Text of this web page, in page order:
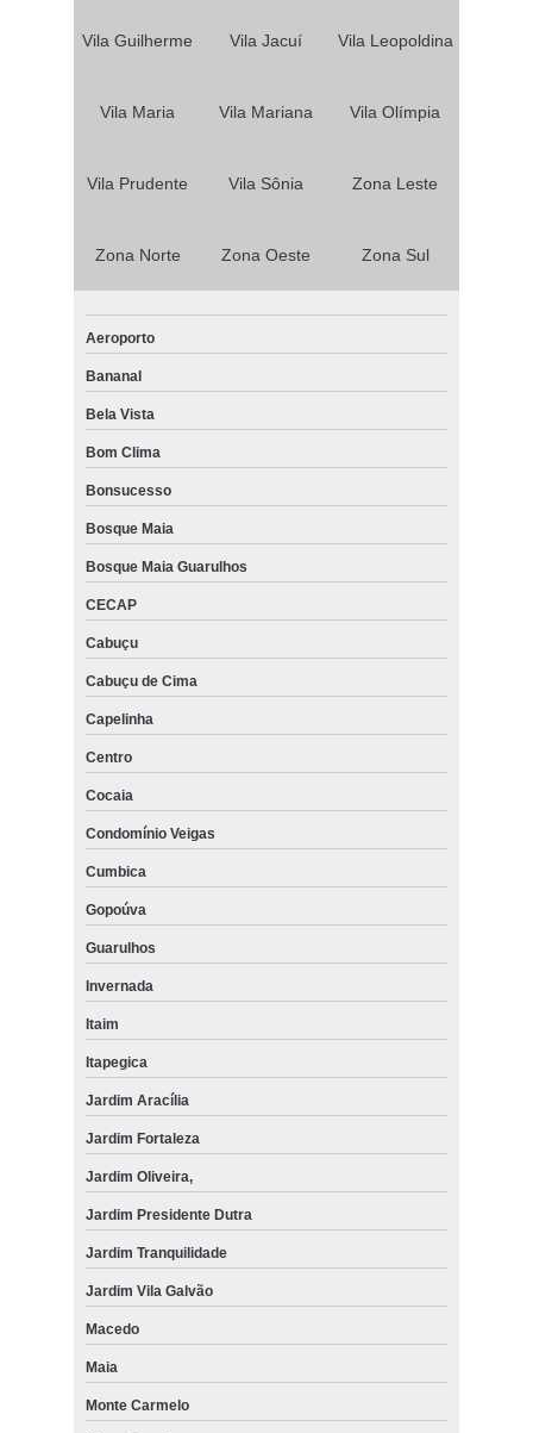
Vila Guilherme Vila Jacuí Vila Leopoldina
Vila Maria Vila Mariana Vila Olímpia
Vila Prudente Vila Sônia Zona Leste
Zona Norte Zona Oeste Zona Sul
Aeroporto
Bananal
Bela Vista
Bom Clima
Bonsucesso
Bosque Maia
Bosque Maia Guarulhos
CECAP
Cabuçu
Cabuçu de Cima
Capelinha
Centro
Cocaia
Condomínio Veigas
Cumbica
Gopoúva
Guarulhos
Invernada
Itaim
Itapegica
Jardim Aracília
Jardim Fortaleza
Jardim Oliveira,
Jardim Presidente Dutra
Jardim Tranquilidade
Jardim Vila Galvão
Macedo
Maia
Monte Carmelo